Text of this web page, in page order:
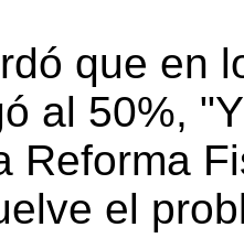
que en
al 50%,
Reforma
el